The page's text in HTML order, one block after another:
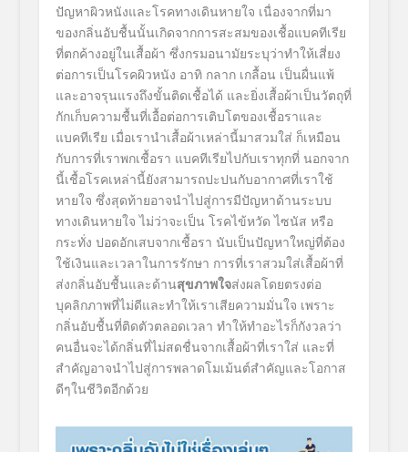
ปัญหาผิวหนังและโรคทางเดินหายใจ เนื่องจากที่มา
ของกลิ่นอับชื้นนั้นเกิดจากการสะสมของเชื้อแบคทีเรีย
ที่ตกค้างอยู่ในเสื้อผ้า ซึ่งกรมอนามัยระบุว่าทำให้เสี่ยง
ต่อการเป็นโรคผิวหนัง อาทิ กลาก เกลื้อน เป็นผื่นแพ้
และอาจรุนแรงถึงขั้นติดเชื้อได้ และยิ่งเสื้อผ้าเป็นวัตถุที่
กักเก็บความชื้นที่เอื้อต่อการเติบโตของเชื้อราและ
แบคทีเรีย เมื่อเรานำเสื้อผ้าเหล่านี้มาสวมใส่ ก็เหมือน
กับการที่เราพกเชื้อรา แบคทีเรียไปกับเราทุกที่ นอกจาก
นี้เชื้อโรคเหล่านี้ยังสามารถปะปนกับอากาศที่เราใช้
หายใจ ซึ่งสุดท้ายอาจนำไปสู่การมีปัญหาด้านระบบ
ทางเดินหายใจ ไม่ว่าจะเป็น โรคไข้หวัด ไซนัส หรือ
กระทั่ง ปอดอักเสบจากเชื้อรา นับเป็นปัญหาใหญ่ที่ต้อง
ใช้เงินและเวลาในการรักษา การที่เราสวมใส่เสื้อผ้าที่
ส่งกลิ่นอับชื้นและด้านสุขภาพใจส่งผลโดยตรงต่อ
บุคลิกภาพที่ไม่ดีและทำให้เราเสียความมั่นใจ เพราะ
กลิ่นอับชื้นที่ติดตัวตลอดเวลา ทำให้ทำอะไรก็กังวลว่า
คนอื่นจะได้กลิ่นที่ไม่สดชื่นจากเสื้อผ้าที่เราใส่ และที่
สำคัญอาจนำไปสู่การพลาดโมเม้นต์สำคัญและโอกาส
ดีๆในชีวิตอีกด้วย